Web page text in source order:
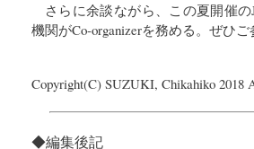
さらに余談ながら、この夏開催の
機関がCo-organizerを務める。ぜひご
Copyright(C) SUZUKI, Chikahiko 2018
◆編集後記